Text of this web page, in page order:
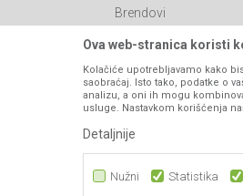
Brendovi
Katalozi
Saradnja
Blog
Najčešća pitanja
Kontakt
Ova web-stranica koristi
Kolačiće upotrebljavamo kako
saobraćaj. Isto tako, podatke o
analizu, a oni ih mogu
usluge. Nastavkom korišćenja
Detaljnije
Nužni Statistika